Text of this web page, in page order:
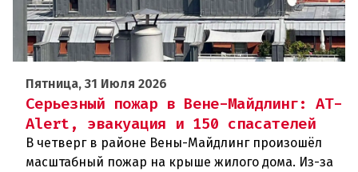
Пятница, 31 Июля 2026
Серьезный пожар в Вене-Майдлинг: AT-
Alert, эвакуация и 150 спасателей
В четверг в районе Вены-Майдлинг произошёл
масштабный пожар на крыше жилого дома. Из-за